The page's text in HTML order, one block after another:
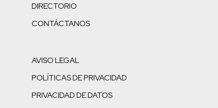
DIRECTORIO
CONTÁCTANOS
AVISO LEGAL
POLÍTICAS DE PRIVACIDAD
PRIVACIDAD DE DATOS